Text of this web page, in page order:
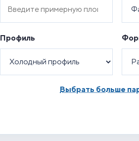
Профиль
Выбрать больше